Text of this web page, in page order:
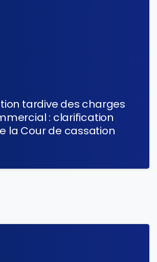
tardive des charges
: clarification
la Cour de cassation